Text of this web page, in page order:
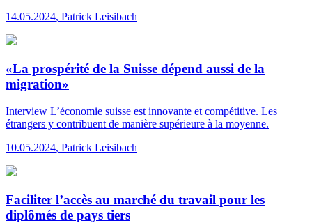
14.05.2024, Patrick Leisibach
«La prospérité de la Suisse dépend aussi de la
migration»
Interview L’économie suisse est innovante et compétitive. Les
étrangers y contribuent de manière supérieure à la moyenne.
10.05.2024, Patrick Leisibach
Faciliter l’accès au marché du travail pour les
diplômés de pays tiers